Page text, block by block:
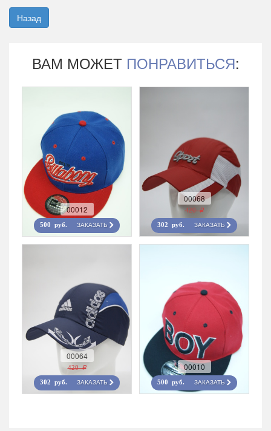
Назад
ВАМ МОЖЕТ ПОНРАВИТЬСЯ:
00012
500 руб. ЗАКАЗАТЬ
00068
420 r
302 руб. ЗАКАЗАТЬ
00064
420 r
302 руб. ЗАКАЗАТЬ
00010
500 руб. ЗАКАЗАТЬ